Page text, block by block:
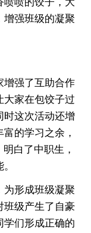
增强班级的凝聚
增强了互助合作
大家在包饺子过
时这次活动还增
的学习之余，
白了中职生，
为形成班级凝聚
班级产生了自豪
学们形成正确的